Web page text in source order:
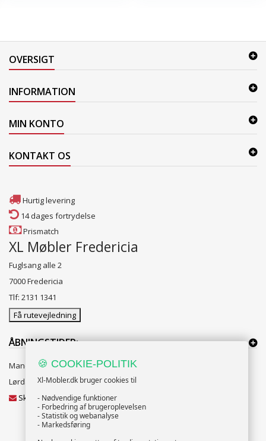
OVERSIGT
INFORMATION
MIN KONTO
KONTAKT OS
Hurtig levering
14 dages fortrydelse
Prismatch
XL Møbler Fredericia
Fuglsang alle 2
7000 Fredericia
Tlf: 2131 1341
Få rutevejledning
ÅBNINGSTIDER:
Mandag til Fredag 10:00 til 18:00
Lørdag og Søndag 10:00 til 16:00
Skriv til vores kundeservice
🍪 COOKIE-POLITIK
Xl-Mobler.dk bruger cookies til
- Nødvendige funktioner
- Forbedring af brugeroplevelsen
- Statistik og webanalyse
- Markedsføring